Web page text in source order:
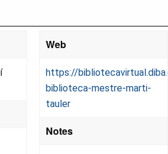
Web
https://
biblioteca-mestre-marti-
tauler
Notes